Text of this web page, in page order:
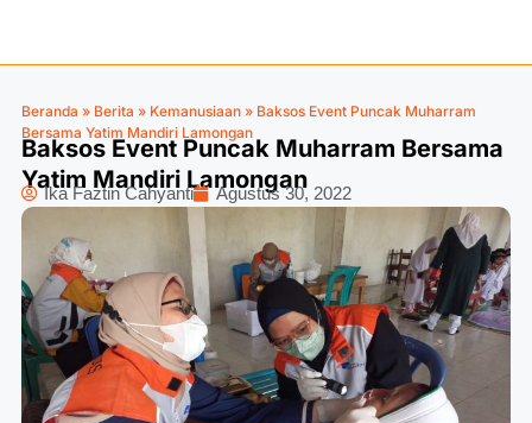
Beranda » Berita » Kemanusiaan » Baksos Event Puncak Muharram
Bersama Yatim Mandiri Lamongan
Baksos Event Puncak Muharram Bersama
Yatim Mandiri Lamongan
Ika Faztin Cahyanti Agustus 30, 2022